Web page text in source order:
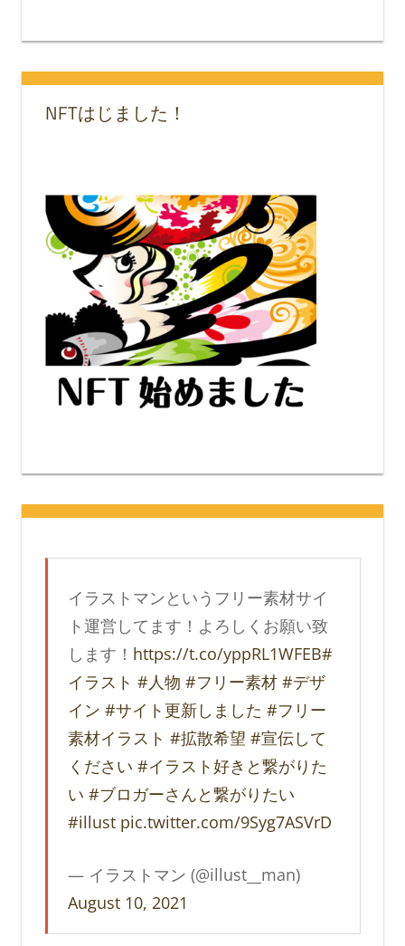
NFTはじました！
イラストマンというフリー素材サイ
ト運営してます！よろしくお願い致
します！ https://t.co/yppRL1WFEB#
イラスト #人物 #フリー素材 #デザ
イン #サイト更新しました #フリー
素材イラスト #拡散希望 #宣伝して
ください #イラスト好きと繋がりた
い #ブロガーさんと繋がりたい
#illust pic.twitter.com/9Syg7ASVrD
— イラストマン (@illust__man)
August 10, 2021